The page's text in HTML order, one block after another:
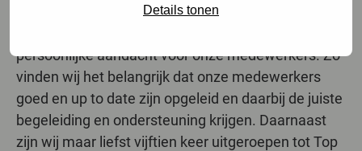
Details tonen
Een organisatie met de charme van een
persoonlijke aandacht voor onze medewerkers. Zo
vinden wij het belangrijk dat onze medewerkers
goed en up to date zijn opgeleid en daarbij de juiste
begeleiding en ondersteuning krijgen. Daarnaast
zijn wij maar liefst vijftien keer uitgeroepen tot Top